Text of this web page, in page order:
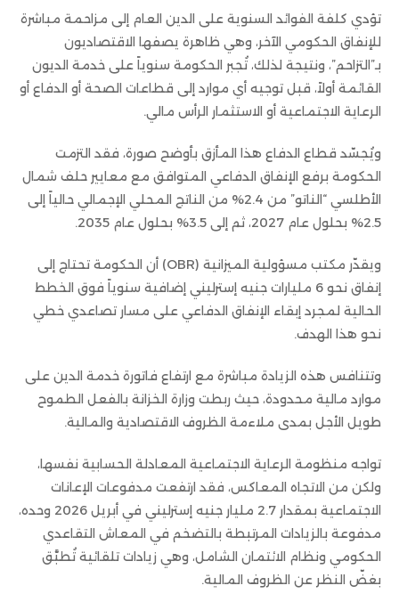
تؤدي كلفة الفوائد السنوية على الدين العام إلى مزاحمة مباشرة
للإنفاق الحكومي الآخر، وهي ظاهرة يصفها الاقتصاديون
بـ”التزاحم”، ونتيجة لذلك، تُجبر الحكومة سنوياً على خدمة الديون
القائمة أولاً، قبل توجيه أي موارد إلى قطاعات الصحة أو الدفاع أو
الرعاية الاجتماعية أو الاستثمار الرأس مالي.
ويُجسّد قطاع الدفاع هذا المأزق بأوضح صورة، فقد التزمت
الحكومة برفع الإنفاق الدفاعي المتوافق مع معايير حلف شمال
الأطلسي “الناتو” من 2.4% من الناتج المحلي الإجمالي حالياً إلى
2.5% بحلول عام 2027، ثم إلى 3.5% بحلول عام 2035.
ويقدّر مكتب مسؤولية الميزانية (OBR) أن الحكومة تحتاج إلى
إنفاق نحو 6 مليارات جنيه إسترليني إضافية سنوياً فوق الخطط
الحالية لمجرد إبقاء الإنفاق الدفاعي على مسار تصاعدي خطي
نحو هذا الهدف.
وتتنافس هذه الزيادة مباشرة مع ارتفاع فاتورة خدمة الدين على
موارد مالية محدودة، حيث ربطت وزارة الخزانة بالفعل الطموح
طويل الأجل بمدى ملاءمة الظروف الاقتصادية والمالية.
تواجه منظومة الرعاية الاجتماعية المعادلة الحسابية نفسها،
ولكن من الاتجاه المعاكس، فقد ارتفعت مدفوعات الإعانات
الاجتماعية بمقدار 2.7 مليار جنيه إسترليني في أبريل 2026 وحده،
مدفوعة بالزيادات المرتبطة بالتضخم في المعاش التقاعدي
الحكومي ونظام الائتمان الشامل، وهي زيادات تلقائية تُطبَّق
بغضّ النظر عن الظروف المالية.